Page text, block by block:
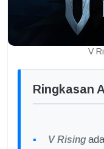
V
Ringkasan
V Rising